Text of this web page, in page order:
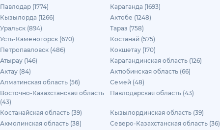
Павлодар (1774)
Караганда (1693)
Кызылорда (1266)
Актобе (1248)
Уральск (894)
Тараз (758)
Усть-Каменогорск (670)
Костанай (575)
Петропавловск (486)
Кокшетау (170)
Атырау (146)
Карагандинская область (126)
Актау (84)
Актюбинская область (66)
Алматинская область (56)
Семей (48)
Восточно-Казахстанская область
(43)
Павлодарская область (43)
Костанайская область (39)
Кызылординская область (39)
Акмолинская область (38)
Северо-Казахстанская область (36)